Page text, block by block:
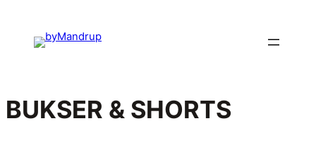
BUKSER & SHORTS